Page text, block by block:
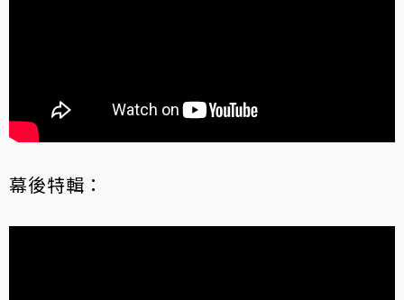
幕後特輯：